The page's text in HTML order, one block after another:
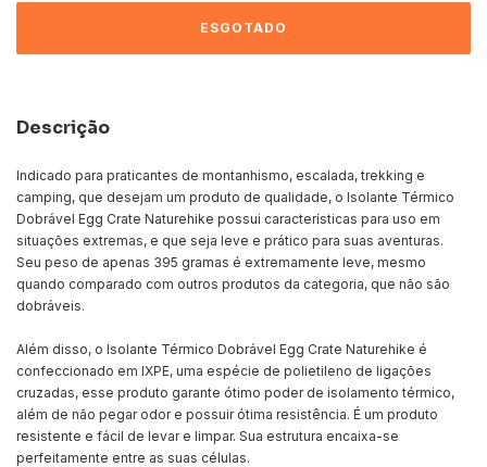
Descrição
Indicado para praticantes de montanhismo, escalada, trekking e
camping, que desejam um produto de qualidade, o Isolante Térmico
Dobrável Egg Crate Naturehike possui características para uso em
situações extremas, e que seja leve e prático para suas aventuras.
Seu peso de apenas 395 gramas é extremamente leve, mesmo
quando comparado com outros produtos da categoria, que não são
dobráveis.
Além disso, o Isolante Térmico Dobrável Egg Crate Naturehike é
confeccionado em IXPE, uma espécie de polietileno de ligações
cruzadas, esse produto garante ótimo poder de isolamento térmico,
além de não pegar odor e possuir ótima resistência. É um produto
resistente e fácil de levar e limpar. Sua estrutura encaixa-se
perfeitamente entre as suas células.